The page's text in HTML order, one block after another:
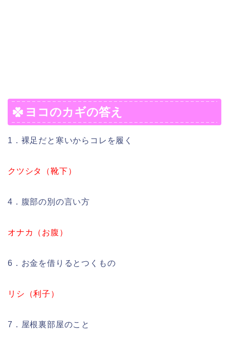
ヨコのカギの答え
1．裸足だと寒いからコレを履く
クツシタ（靴下）
4．腹部の別の言い方
オナカ（お腹）
6．お金を借りるとつくもの
リシ（利子）
7．屋根裏部屋のこと